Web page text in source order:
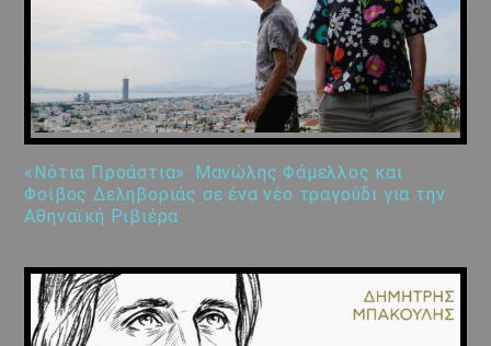
«Νότια Προάστια»: Μανώλης Φάμελλος και
Φοίβος Δεληβοριάς σε ένα νέο τραγούδι για την
Αθηναϊκή Ριβιέρα